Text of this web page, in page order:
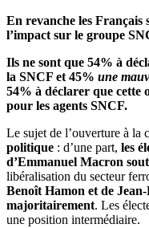
En revanche les Français
l’impact sur le groupe
Ils ne sont que 54% à
la SNCF et 45% une
54% à déclarer que cette
pour les agents SNCF.
Le sujet de l’ouverture à la
politique : d’une part, les
d’Emmanuel Macron
libéralisation du secteur
Benoît Hamon et de
majoritairement. Les
une position intermédiaire.